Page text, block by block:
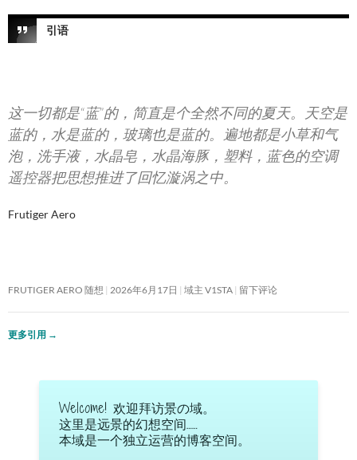
引语
这一切都是“蓝”的，简直是个全然不同的夏天。天空是
蓝的，水是蓝的，玻璃也是蓝的。遍地都是小草和气
泡，洗手液，水晶皂，水晶海豚，塑料，蓝色的空调
遥控器把思想推进了回忆漩涡之中。
Frutiger Aero
FRUTIGER AERO 随想 2026年6月17日 域主 V1STA 留下评论
更多引用 →
Welcome! 欢迎拜访景の域。
这里是远景的幻想空间……
本域是一个独立运营的博客空间。